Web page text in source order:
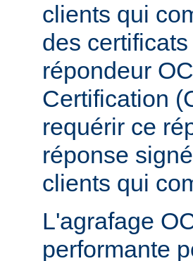
clients qui
des
répondeur
Certification
requérir ce
réponse
clients qui
L'agrafage
performante